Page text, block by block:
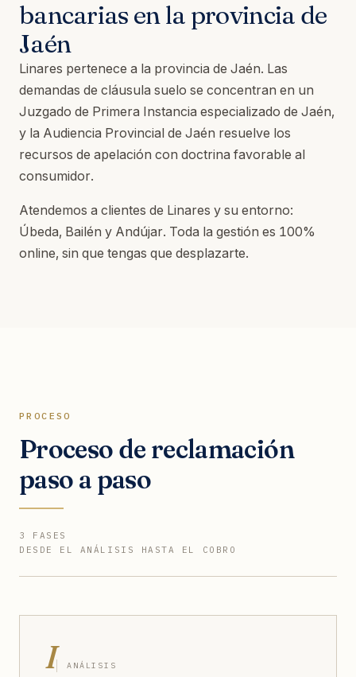
bancarias en la provincia de
Jaén
Linares pertenece a la provincia de Jaén. Las
demandas de cláusula suelo se concentran en un
Juzgado de Primera Instancia especializado de Jaén,
y la Audiencia Provincial de Jaén resuelve los
recursos de apelación con doctrina favorable al
consumidor.
Atendemos a clientes de Linares y su entorno:
Úbeda, Bailén y Andújar. Toda la gestión es 100%
online, sin que tengas que desplazarte.
PROCESO
Proceso de reclamación
paso a paso
3 FASES
DESDE EL ANÁLISIS HASTA EL COBRO
I ANÁLISIS